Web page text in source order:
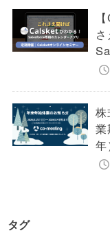
年
タグ